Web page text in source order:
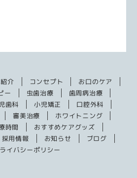
介 コンセプト
お口のケア
ー
虫歯治療
歯周病治療
歯科 小児矯正
口腔外科
審美治療
ホワイトニング
時間
おすすめケアグッズ
採用情報 お知らせ
ブログ
イバシーポリシー